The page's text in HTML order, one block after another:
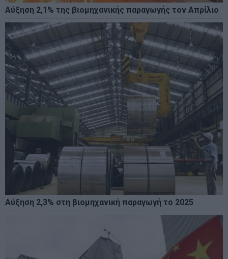
Αύξηση 2,1% της βιομηχανικής παραγωγής τον Απρίλιο
Αύξηση 2,3% στη βιομηχανική παραγωγή το 2025